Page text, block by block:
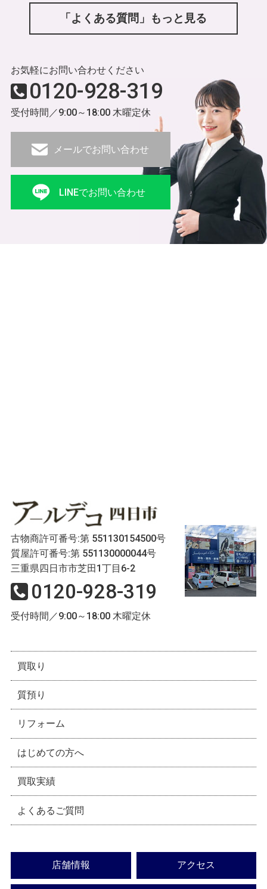
「よくある質問」もっと見る
お気軽にお問い合わせください
0120-928-319
受付時間／9:00～18:00 木曜定休
メールでお問い合わせ
LINEでお問い合わせ
古物商許可番号:第 551130154500号
質屋許可番号:第 551130000044号
三重県四日市市芝田1丁目6-2
0120-928-319
受付時間／9:00～18:00 木曜定休
買取り
質預り
リフォーム
はじめての方へ
買取実績
よくあるご質問
店舗情報 アクセス